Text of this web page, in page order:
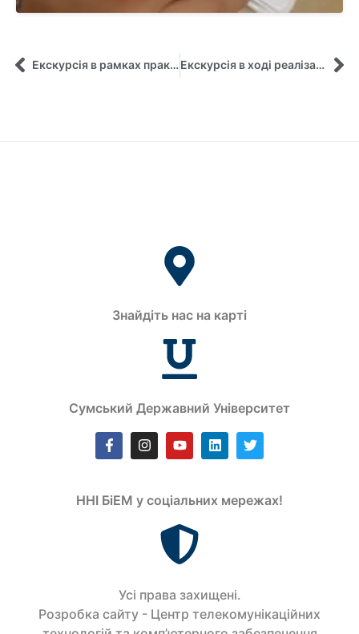
Екскурсія в рамках практичної підготовки студентів Екскурсія в ході реалізації практико-орієнтованих заходів
Знайдіть нас на карті
Сумський Державний Університет
ННІ БіЕМ у соціальних мережах!
Усi права захищенi.
Розробка сайту - Центр телекомунікаційних